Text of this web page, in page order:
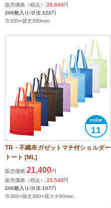
販売価格（税込）:26,840円
200枚入り/単価:122円
巾330×袋丈390mm
11
TR・不織布ガゼットマチ付ショルダー
トート [ML]
販売価格:21,400円
販売価格（税込）:23,540円
200枚入り/単価:107円
巾360×袋丈380×底マチ90mm